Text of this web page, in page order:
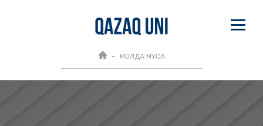
МОЛДА МҰСА